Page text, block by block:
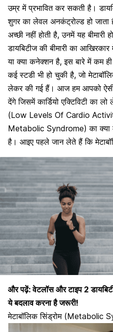
उम्र में प्रभावित कर सकती है।
शुगर का लेवल अनकंट्रोल्ड हो जाता
अच्छी नहीं होती है, उनमें यह बीमारी
डायबिटीज की बीमारी का
या क्या कनेक्शन है, इस बारे में कम
कई स्टडी भी हो चुकी है, जो
लेकर की गई हैं। आज हम आपको ऐसी
देंगे जिसमें कार्डियो एक्टिविटी का
(Low Levels Of Cardio
Metabolic Syndrome) का क्या
है। आइए पहले जान लेते हैं कि
और पढ़ें:वेटलॉस और टाइप 2
ये बदलाव करना है जरूरी!
मेटाबॉलिक सिंड्रोम (Metabolic